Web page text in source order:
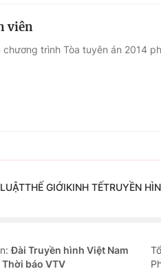
viên
trình Tòa tuyên án 2014
THẾ GIỚIKINH TẾTRUYỀN
Đài Truyền hình Việt Nam
Thời báo VTV